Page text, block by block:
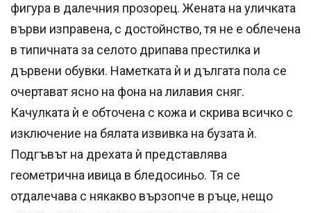
фигура в далечния прозорец. Жената на уличката
върви изправена, с достойнство, тя не е облечена
в типичната за селото дрипава престилка и
дървени обувки. Наметката ѝ и дългата пола се
очертават ясно на фона на лилавия сняг.
Качулката ѝ е обточена с кожа и скрива всичко с
изключение на бялата извивка на бузата ѝ.
Подгъвът на дрехата ѝ представлява
геометрична ивица в бледосиньо. Тя се
отдалечава с някакво вързопче в ръце, нещо